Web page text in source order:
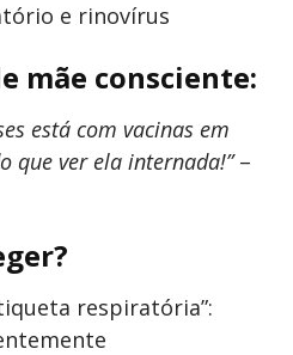
e rinovírus
mãe consciente:
está com vacinas em
que ver ela internada!”–
respiratória”: